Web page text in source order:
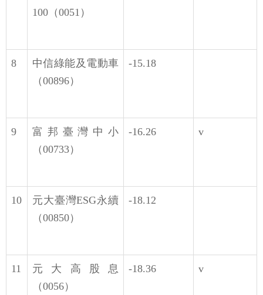
100（0051）
8
中信綠能及電動車
（00896）
-15.18
9
富邦臺灣中小
（00733）
-16.26 v
10
元大臺灣ESG永續
（00850）
-18.12
11
元大高股息
（0056）
-18.36 v